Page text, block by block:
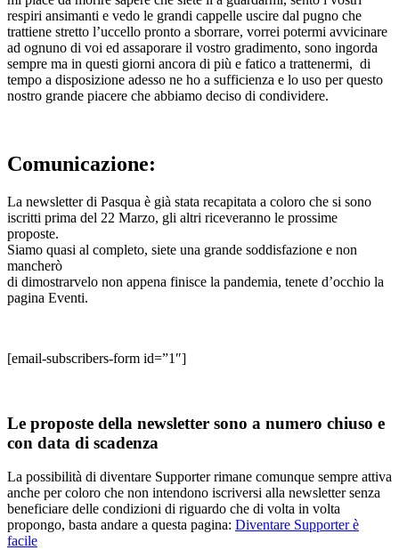
respiri ansimanti e vedo le grandi cappelle uscire dal pugno che
trattiene stretto l’uccello pronto a sborrare, vorrei potermi avvicinare
ad ognuno di voi ed assaporare il vostro gradimento, sono ingorda
sempre ma in questi giorni ancora di più e fatico a trattenermi, di
tempo a disposizione adesso ne ho a sufficienza e lo uso per questo
nostro grande piacere che abbiamo deciso di condividere.
Comunicazione:
La newsletter di Pasqua è già stata recapitata a coloro che si sono
iscritti prima del 22 Marzo, gli altri riceveranno le prossime
proposte.
Siamo quasi al completo, siete una grande soddisfazione e non
mancherò
di dimostrarvelo non appena finisce la pandemia, tenete d’occhio la
pagina Eventi.
[email-subscribers-form id=”1″]
Le proposte della newsletter sono a numero chiuso e
con data di scadenza
La possibilità di diventare Supporter rimane comunque sempre attiva
anche per coloro che non intendono iscriversi alla newsletter senza
beneficiare delle condizioni di riguardo che di volta in volta
propongo, basta andare a questa pagina: Diventare Supporter è
facile